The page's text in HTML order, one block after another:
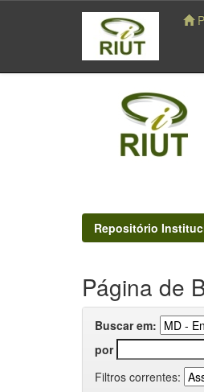
navigation
Repositório
Página de
Buscar em:
por
Filtros correntes: